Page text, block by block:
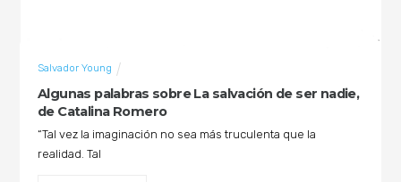
Algunas palabras sobre La salvación de ser nadie,
de Catalina Romero
Salvador Young
“Tal vez la imaginación no sea más truculenta que la
realidad. Tal